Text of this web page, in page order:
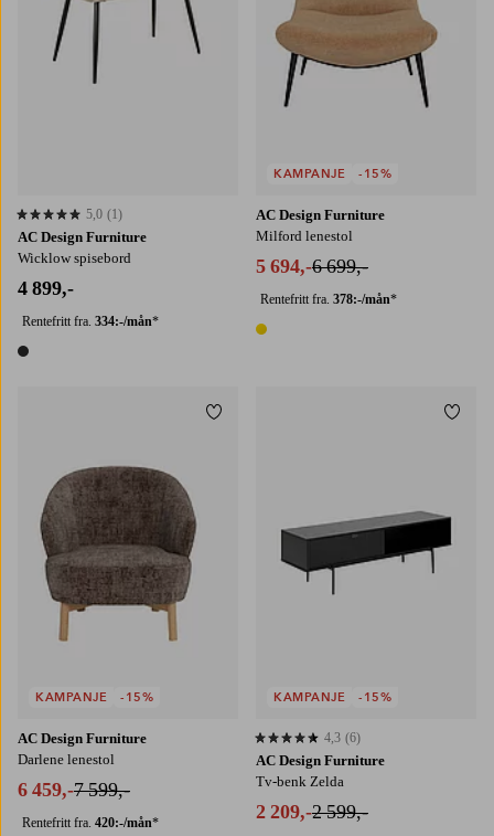
AC Design Furniture
Wicklow spisebord
4 899,-
Rentefritt fra. 334:-/mån*
1 farge
5,0 basert på 1 karaktergivninger
5,0 (1)
AC Design Furniture
Milford lenestol
5 694,-6 699,-
Rentefritt fra. 378:-/mån*
1 farge
KAMPANJE -15%
AC Design Furniture
Darlene lenestol
6 459,-7 599,-
Rentefritt fra. 420:-/mån*
KAMPANJE -15%
Legg til favoritter
AC Design Furniture
Tv-benk Zelda
2 209,-2 599,-
4,3 basert på 6 karaktergivninger
4,3 (6)
KAMPANJE -15%